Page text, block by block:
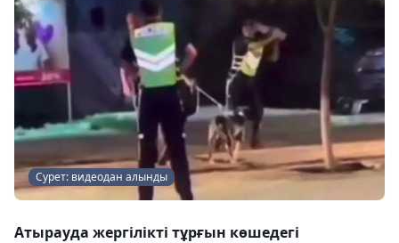
Сурет: видеодан алынды
Атырауда жергілікті тұрғын көшедегі